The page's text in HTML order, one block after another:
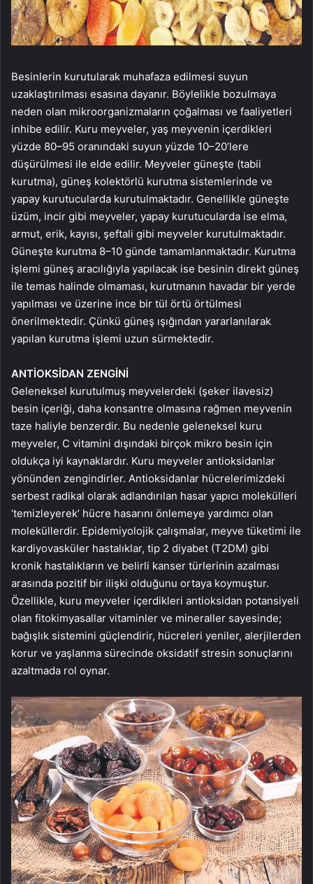
Besinlerin kurutularak muhafaza edilmesi suyun
uzaklaştırılması esasına dayanır. Böylelikle bozulmaya
neden olan mikroorganizmaların çoğalması ve faaliyetleri
inhibe edilir. Kuru meyveler, yaş meyvenin içerdikleri
yüzde 80–95 oranındaki suyun yüzde 10–20’lere
düşürülmesi ile elde edilir. Meyveler güneşte (tabii
kurutma), güneş kolektörlü kurutma sistemlerinde ve
yapay kurutucularda kurutulmaktadır. Genellikle güneşte
üzüm, incir gibi meyveler, yapay kurutucularda ise elma,
armut, erik, kayısı, şeftali gibi meyveler kurutulmaktadır.
Güneşte kurutma 8–10 günde tamamlanmaktadır. Kurutma
işlemi güneş aracılığıyla yapılacak ise besinin direkt güneş
ile temas halinde olmaması, kurutmanın havadar bir yerde
yapılması ve üzerine ince bir tül örtü örtülmesi
önerilmektedir. Çünkü güneş ışığından yararlanılarak
yapılan kurutma işlemi uzun sürmektedir.
ANTİOKSİDAN ZENGİNİ
Geleneksel kurutulmuş meyvelerdeki (şeker ilavesiz)
besin içeriği, daha konsantre olmasına rağmen meyvenin
taze haliyle benzerdir. Bu nedenle geleneksel kuru
meyveler, C vitamini dışındaki birçok mikro besin için
oldukça iyi kaynaklardır. Kuru meyveler antioksidanlar
yönünden zengindirler. Antioksidanlar hücrelerimizdeki
serbest radikal olarak adlandırılan hasar yapıcı molekülleri
‘temizleyerek’ hücre hasarını önlemeye yardımcı olan
moleküllerdir. Epidemiyolojik çalışmalar, meyve tüketimi ile
kardiyovasküler hastalıklar, tip 2 diyabet (T2DM) gibi
kronik hastalıkların ve belirli kanser türlerinin azalması
arasında pozitif bir ilişki olduğunu ortaya koymuştur.
Özellikle, kuru meyveler içerdikleri antioksidan potansiyeli
olan fitokimyasallar vitaminler ve mineraller sayesinde;
bağışlık sistemini güçlendirir, hücreleri yeniler, alerjilerden
korur ve yaşlanma sürecinde oksidatif stresin sonuçlarını
azaltmada rol oynar.